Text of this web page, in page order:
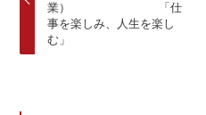
業） 「仕
事を楽しみ、人生を楽し
む」